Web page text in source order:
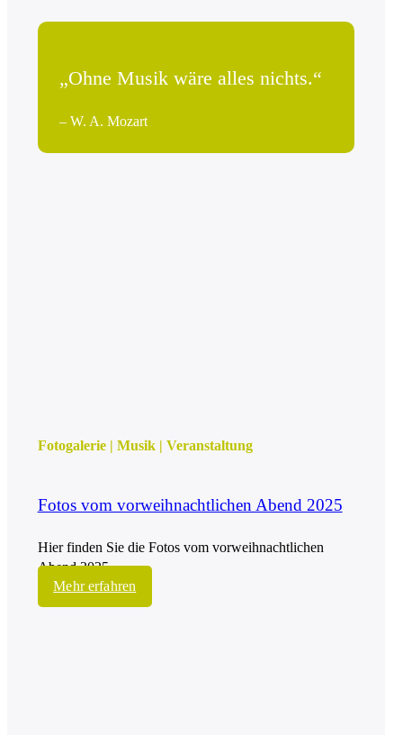
„Ohne Musik wäre alles nichts.“
– W. A. Mozart
Fotogalerie| Musik| Veranstaltung
Fotos vom vorweihnachtlichen Abend 2025
Hier finden Sie die Fotos vom vorweihnachtlichen
Abend 2025.
Mehr erfahren